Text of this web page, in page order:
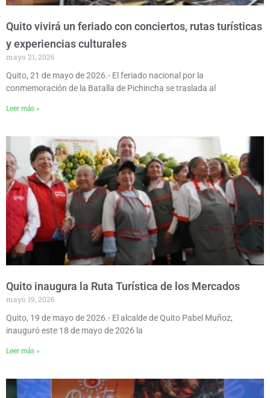
Quito vivirá un feriado con conciertos, rutas turísticas
y experiencias culturales
mayo 21, 2026
Quito, 21 de mayo de 2026.- El feriado nacional por la
conmemoración de la Batalla de Pichincha se traslada al
Leer más »
Quito inaugura la Ruta Turística de los Mercados
mayo 19, 2026
Quito, 19 de mayo de 2026.- El alcalde de Quito Pabel Muñoz,
inauguró este 18 de mayo de 2026 la
Leer más »